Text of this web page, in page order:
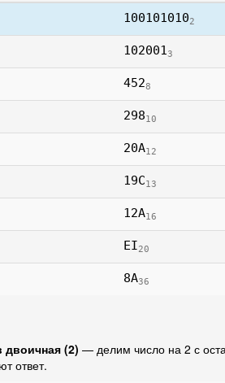
1001010102
1020013
4528
29810
20A12
19C13
12A16
EI20
8A36
(2) — делим число на 2 с
ответ.